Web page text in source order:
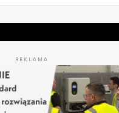
REKLAMA